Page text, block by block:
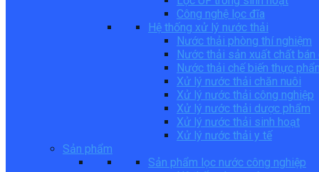
Công nghệ lọc đĩa
Hệ thống xử lý nước thải
Nước thải phòng thí nghiệm
Nước thải sản xuất chất bán
Nước thải chế biến thực
Xử lý nước thải chăn nuôi
Xử lý nước thải công nghiệp
Xử lý nước thải dược phẩm
Xử lý nước thải sinh hoạt
Xử lý nước thải y tế
Sản phẩm
Sản phẩm lọc nước công nghiệp